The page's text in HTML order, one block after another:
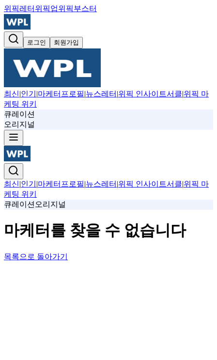
위픽레터 위픽업위픽부스터
로그인 회원가입
최신|인기 |마케터프로필|뉴스레터 |위픽 인사이트서클|위픽 마
케팅 위키
큐레이션
오리지널
최신|인기 |마케터프로필|뉴스레터 |위픽 인사이트서클|위픽 마
케팅 위키
큐레이션 오리지널
마케터를 찾을 수 없습니다
목록으로 돌아가기